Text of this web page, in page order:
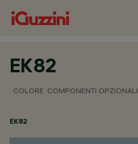
EK82
COLORE COMPONENTI OPZIONALI
EK82